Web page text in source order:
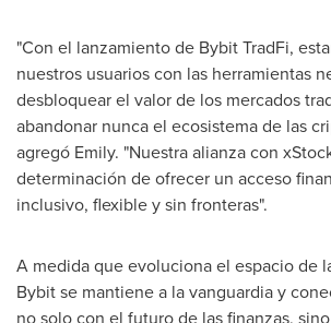
"Con el lanzamiento de Bybit TradFi,
nuestros usuarios con las herramientas
desbloquear el valor de los mercados
abandonar nunca el ecosistema de las
agregó Emily. "Nuestra alianza con
determinación de ofrecer un acceso
inclusivo, flexible y sin fronteras".
A medida que evoluciona el espacio de
Bybit se mantiene a la vanguardia y